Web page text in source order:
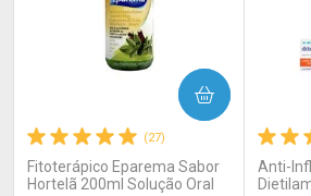
(27)
Fitoterápico Eparema Sabor
Hortelã 200ml Solução Oral
COMPRAR
Anti-